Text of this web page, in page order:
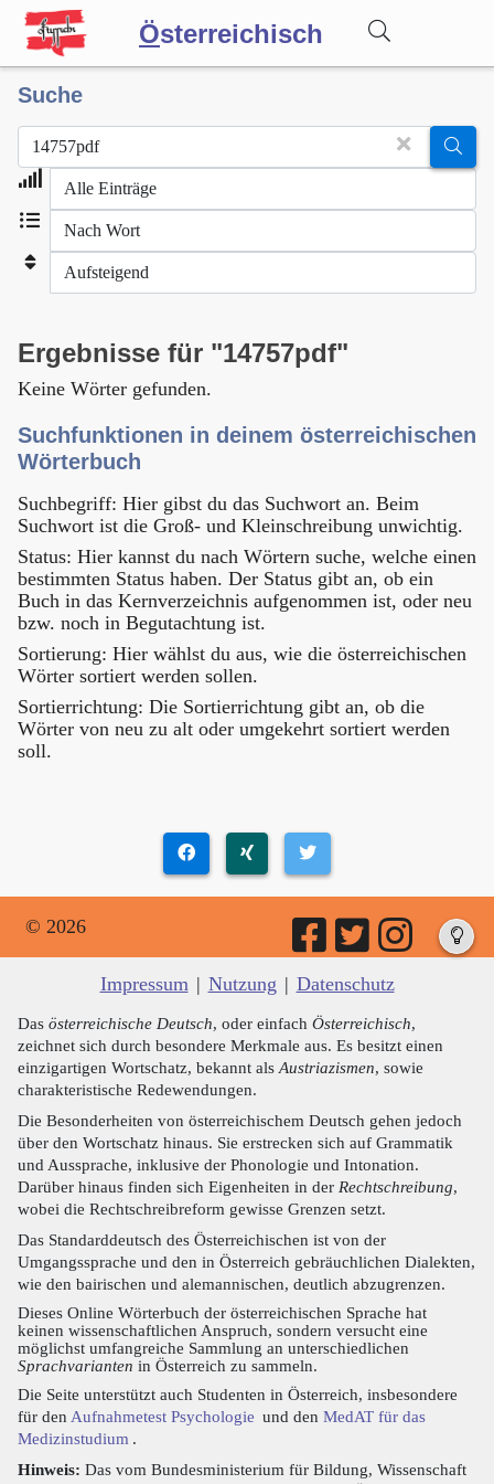
Österreichisch
Wörterbuch
Forum
Blog
Suche
Ergebnisse für "14757pdf"
Keine Wörter gefunden.
Suchfunktionen in deinem österreichischen
Wörterbuch
Suchbegriff: Hier gibst du das Suchwort an. Beim
Suchwort ist die Groß- und Kleinschreibung unwichtig.
Status: Hier kannst du nach Wörtern suche, welche einen
bestimmten Status haben. Der Status gibt an, ob ein
Buch in das Kernverzeichnis aufgenommen ist, oder neu
bzw. noch in Begutachtung ist.
Sortierung: Hier wählst du aus, wie die österreichischen
Wörter sortiert werden sollen.
Sortierrichtung: Die Sortierrichtung gibt an, ob die
Wörter von neu zu alt oder umgekehrt sortiert werden
soll.
© 2026
Impressum | Nutzung | Datenschutz
Das österreichische Deutsch, oder einfach Österreichisch,
zeichnet sich durch besondere Merkmale aus. Es besitzt einen
einzigartigen Wortschatz, bekannt als Austriazismen, sowie
charakteristische Redewendungen.
Die Besonderheiten von österreichischem Deutsch gehen jedoch
über den Wortschatz hinaus. Sie erstrecken sich auf Grammatik
und Aussprache, inklusive der Phonologie und Intonation.
Darüber hinaus finden sich Eigenheiten in der Rechtschreibung,
wobei die Rechtschreibreform gewisse Grenzen setzt.
Das Standarddeutsch des Österreichischen ist von der
Umgangssprache und den in Österreich gebräuchlichen Dialekten,
wie den bairischen und alemannischen, deutlich abzugrenzen.
Dieses Online Wörterbuch der österreichischen Sprache hat
keinen wissenschaftlichen Anspruch, sondern versucht eine
möglichst umfangreiche Sammlung an unterschiedlichen
Sprachvarianten in Österreich zu sammeln.
Die Seite unterstützt auch Studenten in Österreich, insbesondere
für den Aufnahmetest Psychologie und den MedAT für das
Medizinstudium .
Hinweis: Das vom Bundesministerium für Bildung, Wissenschaft